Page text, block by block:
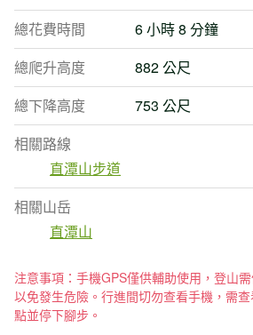
總花費時間
6 小時 8 分鐘
總爬升高度
882 公尺
總下降高度
753 公尺
相關路線
直潭山步道
相關山岳
直潭山
注意事項：手機GPS僅供輔助使用，登山
以免發生危險。行進間切勿查看手機，需
點並停下腳步。